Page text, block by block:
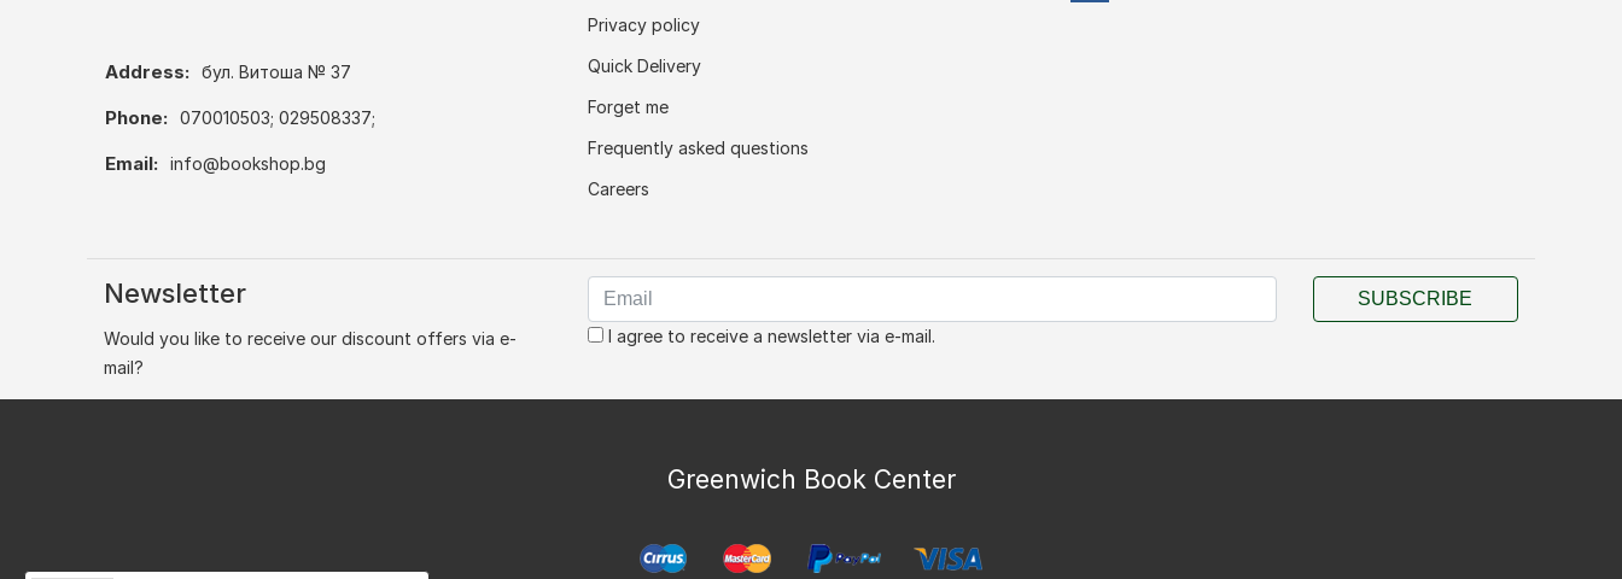
Address: бул. Витоша № 37
Phone: 070010503; 029508337;
Email: info@bookshop.bg
Privacy policy
Quick Delivery
Forget me
Frequently asked questions
Careers
Newsletter
Would you like to receive our discount offers via e-
mail?
I agree to receive a newsletter via e-mail.
SUBSCRIBE
Greenwich Book Center